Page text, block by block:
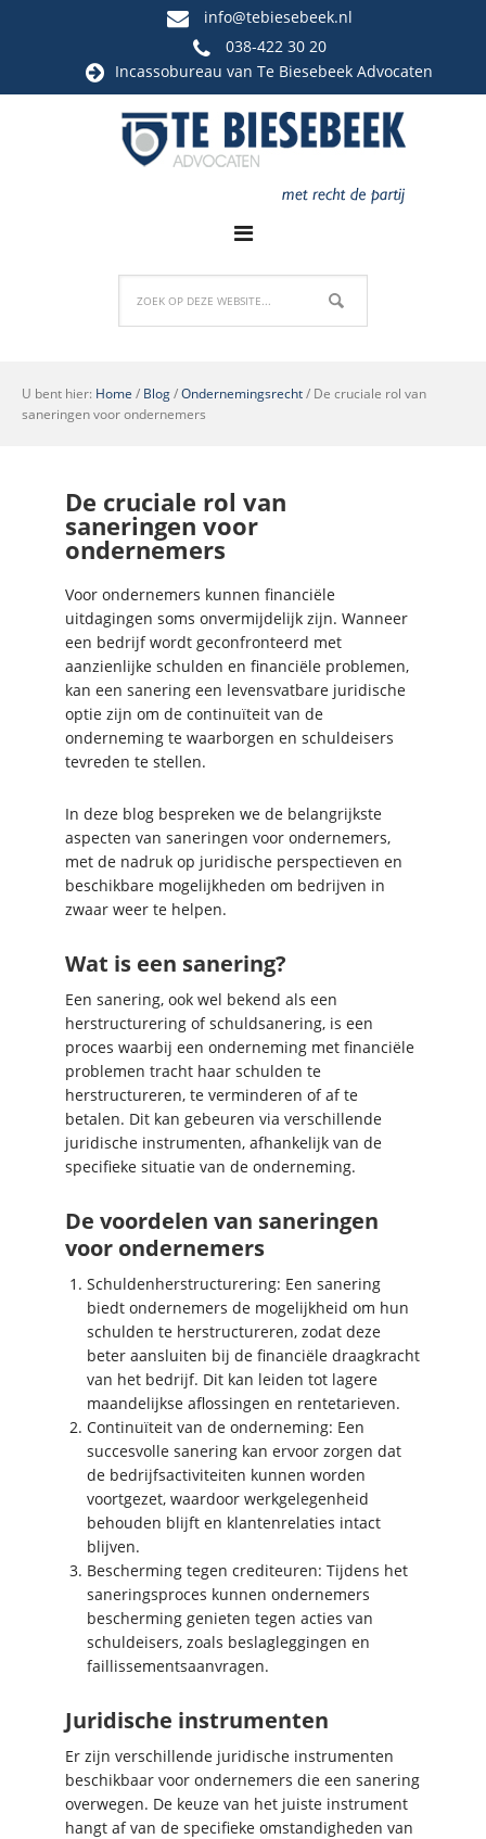
info@tebiesebeek.nl
038-422 30 20
Incassobureau van Te Biesebeek Advocaten
U bent hier: Home / Blog/Ondernemingsrecht/ De cruciale rol van
saneringen voor ondernemers
De cruciale rol van
saneringen voor
ondernemers
Voor ondernemers kunnen financiële
uitdagingen soms onvermijdelijk zijn. Wanneer
een bedrijf wordt geconfronteerd met
aanzienlijke schulden en financiële problemen,
kan een sanering een levensvatbare juridische
optie zijn om de continuïteit van de
onderneming te waarborgen en schuldeisers
tevreden te stellen.
In deze blog bespreken we de belangrijkste
aspecten van saneringen voor ondernemers,
met de nadruk op juridische perspectieven en
beschikbare mogelijkheden om bedrijven in
zwaar weer te helpen.
Wat is een sanering?
Een sanering, ook wel bekend als een
herstructurering of schuldsanering, is een
proces waarbij een onderneming met financiële
problemen tracht haar schulden te
herstructureren, te verminderen of af te
betalen. Dit kan gebeuren via verschillende
juridische instrumenten, afhankelijk van de
specifieke situatie van de onderneming.
De voordelen van saneringen
voor ondernemers
Schuldenherstructurering: Een sanering
biedt ondernemers de mogelijkheid om hun
schulden te herstructureren, zodat deze
beter aansluiten bij de financiële draagkracht
van het bedrijf. Dit kan leiden tot lagere
maandelijkse aflossingen en rentetarieven.
Continuïteit van de onderneming: Een
succesvolle sanering kan ervoor zorgen dat
de bedrijfsactiviteiten kunnen worden
voortgezet, waardoor werkgelegenheid
behouden blijft en klantenrelaties intact
blijven.
Bescherming tegen crediteuren: Tijdens het
saneringsproces kunnen ondernemers
bescherming genieten tegen acties van
schuldeisers, zoals beslagleggingen en
faillissementsaanvragen.
Juridische instrumenten
Er zijn verschillende juridische instrumenten
beschikbaar voor ondernemers die een sanering
overwegen. De keuze van het juiste instrument
hangt af van de specifieke omstandigheden van